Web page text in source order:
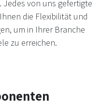
von uns gefertigte
die Flexibilität und
um in Ihrer Branche
zu erreichen.